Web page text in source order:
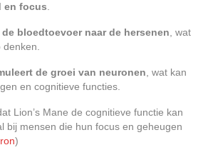
en focus
bloedtoevoer naar de hersenen , wat
de groei van neuronen , wat kan
en cognitieve functies.
Lion’s Mane de cognitieve functie kan
bij mensen die hun focus en geheugen
)